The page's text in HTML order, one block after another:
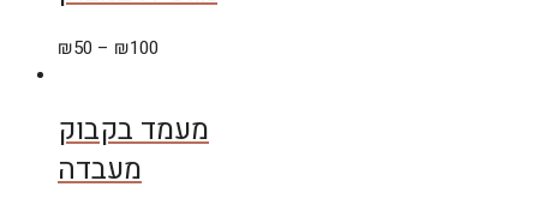
₪50 – ₪100
מעמד בקבוק
מעבדה